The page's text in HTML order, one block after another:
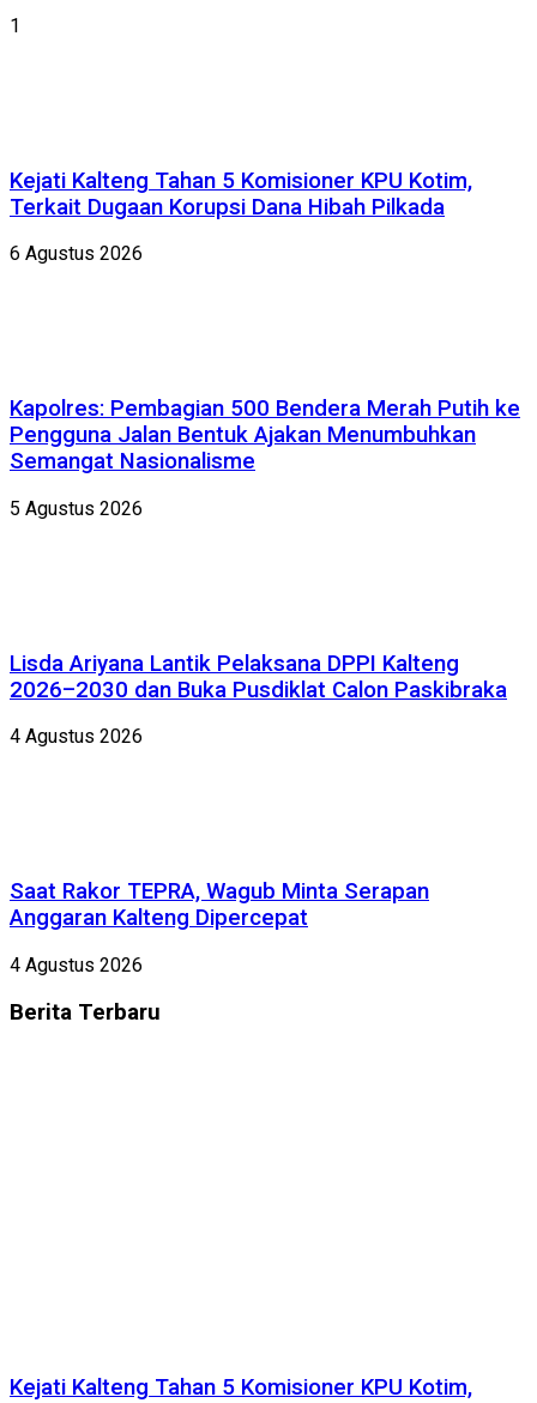
1
Kejati Kalteng Tahan 5 Komisioner KPU Kotim,
Terkait Dugaan Korupsi Dana Hibah Pilkada
6 Agustus 2026
Kapolres: Pembagian 500 Bendera Merah Putih ke
Pengguna Jalan Bentuk Ajakan Menumbuhkan
Semangat Nasionalisme
5 Agustus 2026
Lisda Ariyana Lantik Pelaksana DPPI Kalteng
2026–2030 dan Buka Pusdiklat Calon Paskibraka
4 Agustus 2026
Saat Rakor TEPRA, Wagub Minta Serapan
Anggaran Kalteng Dipercepat
4 Agustus 2026
Berita Terbaru
Kejati Kalteng Tahan 5 Komisioner KPU Kotim,